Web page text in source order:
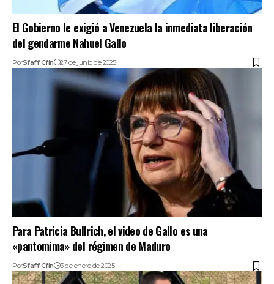
El Gobierno le exigió a Venezuela la inmediata liberación
del gendarme Nahuel Gallo
PorSfaff Cfin 27 de junio de 2025
Para Patricia Bullrich, el video de Gallo es una
«pantomima» del régimen de Maduro
PorSfaff Cfin 3 de enero de 2025